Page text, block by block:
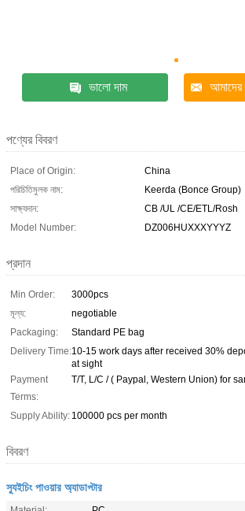
ভালো দাম
পণ্যের বিবরণ
Place of Origin:
China
পরিচিতিমুলক নাম:
Keerda (Bonce Group)
সাক্ষ্যদান:
CB /UL /CE/ETL/Rosh
Model Number:
DZ006HUXXXYYYZ
প্রদান
Min Order:
3000pcs
মূল্য:
negotiable
Packaging:
Standard PE bag
Delivery Time:10-15 work days after received 30%
at sight
Payment
Terms:
T/T, L/C / ( Paypal, Western Union) for
Supply Ability: 100000 pcs per month
বিবরণ
স্যুইচিং পাওয়ার অ্যাডাপ্টার